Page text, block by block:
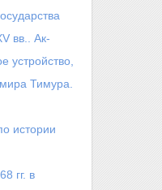
вв.. Ак-
устройство,
Тимура.
истории
гг. в